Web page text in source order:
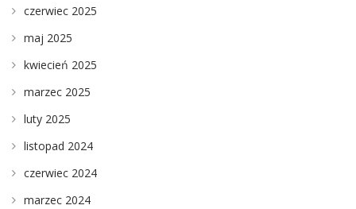
czerwiec 2025
maj 2025
kwiecień 2025
marzec 2025
luty 2025
listopad 2024
czerwiec 2024
marzec 2024